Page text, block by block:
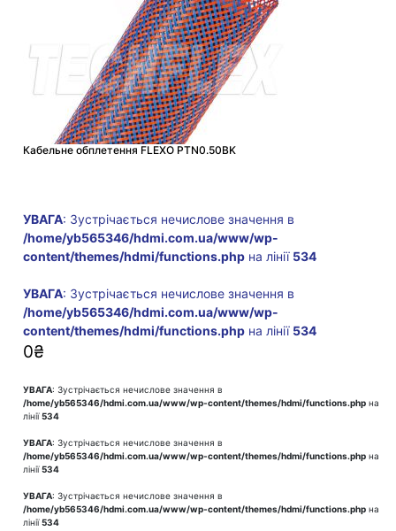
Кабельне обплетення FLEXO PTN0.50BK
УВАГА: Зустрічається нечислове значення в
/home/yb565346/hdmi.com.ua/www/wp-
content/themes/hdmi/functions.php на лінії 534
УВАГА: Зустрічається нечислове значення в
/home/yb565346/hdmi.com.ua/www/wp-
content/themes/hdmi/functions.php на лінії 534
0₴
УВАГА: Зустрічається нечислове значення в
/home/yb565346/hdmi.com.ua/www/wp-content/themes/hdmi/functions.php на
лінії534
УВАГА: Зустрічається нечислове значення в
/home/yb565346/hdmi.com.ua/www/wp-content/themes/hdmi/functions.php на
лінії534
УВАГА: Зустрічається нечислове значення в
/home/yb565346/hdmi.com.ua/www/wp-content/themes/hdmi/functions.php на
лінії534